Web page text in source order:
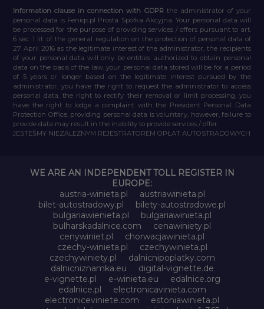
Information clause in connection with GDPR the administrator of your
personal data is Feniqs.pl Prosta Spółka Akcyjna. Your personal data will
be processed for the purpose of providing services / offers pursuant to art.
6 sec. 1 lit. of the general regulation on the protection of personal data of
27 April 2016 as the legitimate interest of the administrator, the recipients
of your personal data will only be entities authorized to obtain personal
data on the basis of the law, your personal data stored will be for a period
of 5 years or longer based on the legitimate interest pursued by the
administrator, you have the right to request the administrator to access
personal data, the right to rectify their removal or limit processing, you
have the right to lodge a complaint with the President Personal Data
Protection Office, providing personal data is voluntary, however, failure to
provide data may result in the inability to provide services / offer.
JESTEŚMY NIEZALEŻNYM REJESTRATOREM OPŁAT AUTOSTRADOWYCH
WE ARE AN INDEPENDENT TOLL REGISTER IN
EUROPE:
austria-winieta.pl
austriawinieta.pl
bilet-autostradowy.pl
bilety-autostradowe.pl
bulgariawienieta.pl
bulgariawinieta.pl
bulharskadalnice.com
cenawiniety.pl
cenywiniet.pl
chorwacjawinieta.pl
czechy-winieta.pl
czechywinieta.pl
czechywiniety.pl
dalnicnipoplatky.com
dalnicniznamka.eu
digital-vignette.de
e-vignette.pl
e-winieta.eu
edalnice.org
edalnice.pl
electronicavinieta.com
electroniceviniete.com
estoniawinieta.pl